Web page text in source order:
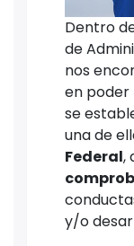
Dentro
de
nos
en poder
se
una de
Federal,
y/o